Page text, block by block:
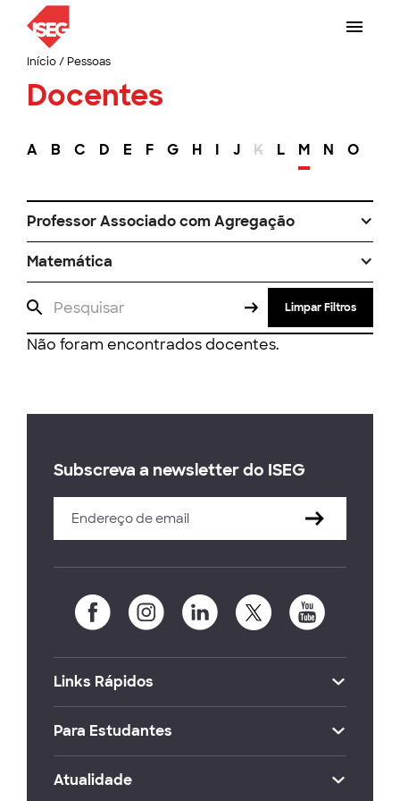
Início/ Pessoas
Docentes
A B C D E F G H I J K L M N O
Professor Associado com Agregação
Matemática
Limpar Filtros
Não foram encontrados docentes.
Subscreva a newsletter do ISEG
Links Rápidos
Para Estudantes
Atualidade